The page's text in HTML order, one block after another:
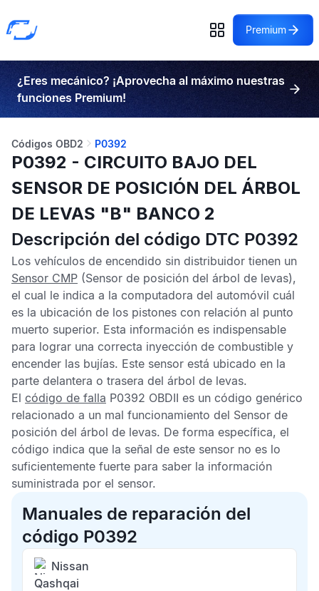
Premium
¿Eres mecánico? ¡Aprovecha al máximo nuestras
funciones Premium!
Códigos OBD2 P0392
P0392 - CIRCUITO BAJO DEL
SENSOR DE POSICIÓN DEL ÁRBOL
DE LEVAS "B" BANCO 2
Descripción del código DTC P0392
Los vehículos de encendido sin distribuidor tienen un
Sensor CMP (Sensor de posición del árbol de levas),
el cual le indica a la computadora del automóvil cuál
es la ubicación de los pistones con relación al punto
muerto superior. Esta información es indispensable
para lograr una correcta inyección de combustible y
encender las bujías. Este sensor está ubicado en la
parte delantera o trasera del árbol de levas.
El código de falla P0392 OBDII es un código genérico
relacionado a un mal funcionamiento del Sensor de
posición del árbol de levas. De forma específica, el
código indica que la señal de este sensor no es lo
suficientemente fuerte para saber la información
suministrada por el sensor.
Manuales de reparación del
código P0392
Nissan
Qashqai